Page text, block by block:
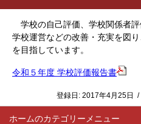
ホーム
学校の自己評価、学校関係者
学校運営などの改善・充実を図
を目指しています。
令和５年度 学校評価報告書
登録日: 2017年4月25日 /